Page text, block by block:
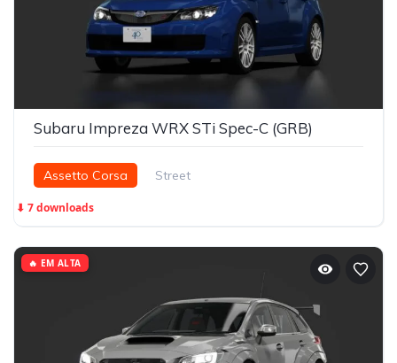
Subaru Impreza WRX STi Spec-C (GRB)
Assetto Corsa Street
⬇ 7 downloads
🔥 EM ALTA